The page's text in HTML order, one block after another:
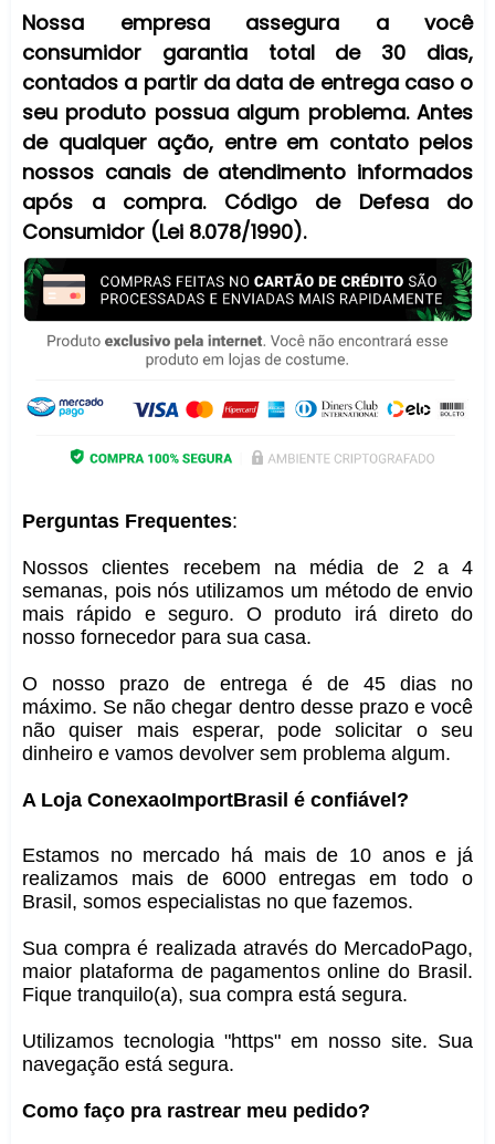
Nossa empresa assegura a você
consumidor garantia total de 30 dias,
contados a partir da data de entrega caso o
seu produto possua algum problema. Antes
de qualquer ação, entre em contato pelos
nossos canais de atendimento informados
após a compra. Código de Defesa do
Consumidor (Lei 8.078/1990).
Perguntas Frequentes:
Nossos clientes recebem na média de 2 a 4
semanas, pois nós utilizamos um método de envio
mais rápido e seguro. O produto irá direto do
nosso fornecedor para sua casa.
O nosso prazo de entrega é de 45 dias no
máximo. Se não chegar dentro desse prazo e você
não quiser mais esperar, pode solicitar o seu
dinheiro e vamos devolver sem problema algum.
A Loja ConexaoImportBrasil é confiável?
Estamos no mercado há mais de 10 anos e já
realizamos mais de 6000 entregas em todo o
Brasil, somos especialistas no que fazemos.
Sua compra é realizada através do MercadoPago,
maior plataforma de pagamentos online do Brasil.
Fique tranquilo(a), sua compra está segura.
Utilizamos tecnologia "https" em nosso site. Sua
navegação está segura.
Como faço pra rastrear meu pedido?